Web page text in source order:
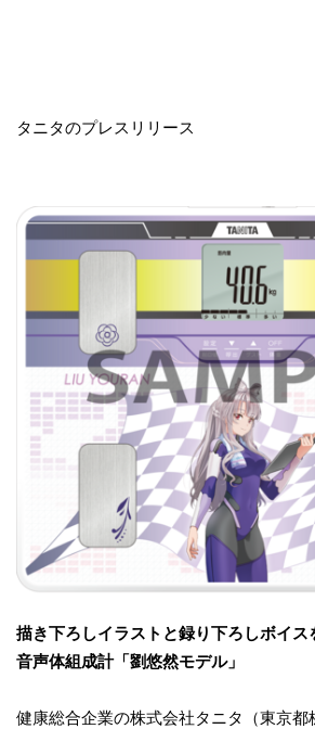
タニタのプレスリリース
描き下ろしイラストと録り下ろしボイス
音声体組成計「劉悠然モデル」
健康総合企業の株式会社タニタ（東京都